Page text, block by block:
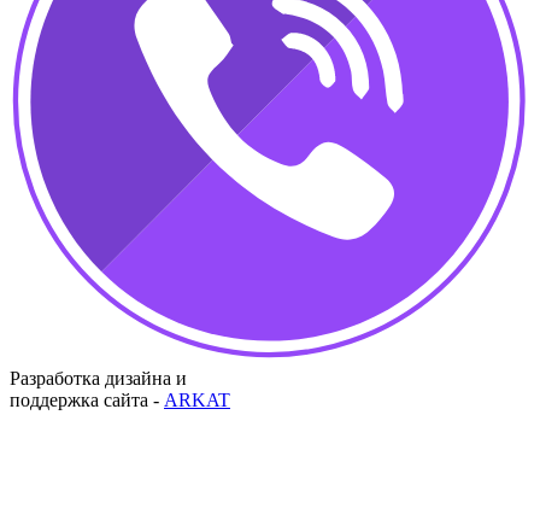
Разработка дизайна и
поддержка сайта - ARKAT